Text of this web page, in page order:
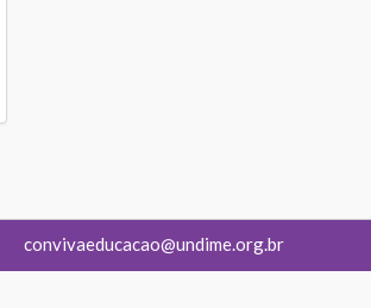
convivaeducacao@undime.org.br